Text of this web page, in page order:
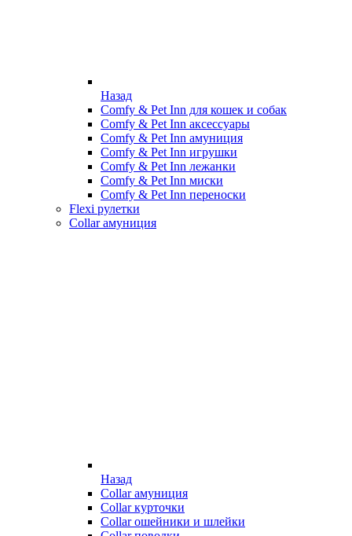
Назад
Comfy & Pet Inn для кошек и собак
Comfy & Pet Inn аксессуары
Comfy & Pet Inn амуниция
Comfy & Pet Inn игрушки
Comfy & Pet Inn лежанки
Comfy & Pet Inn миски
Comfy & Pet Inn переноски
Flexi рулетки
Collar амуниция
Назад
Collar амуниция
Collar курточки
Collar ошейники и шлейки